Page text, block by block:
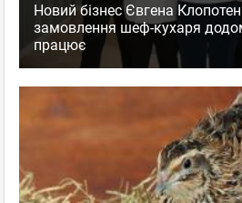
Новий бізнес Євгена
замовлення шеф-кухаря
працює